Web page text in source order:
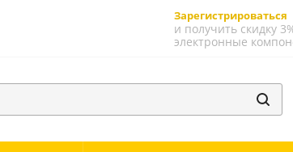
Зарегистрироваться
и получить скидку
электронные